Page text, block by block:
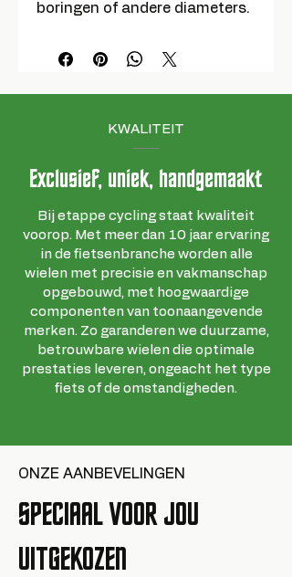
boringen of andere diameters.
KWALITEIT
Exclusief, uniek, handgemaakt
Bij etappe cycling staat kwaliteit
voorop. Met meer dan 10 jaar ervaring
in de fietsenbranche worden alle
wielen met precisie en vakmanschap
opgebouwd, met hoogwaardige
componenten van toonaangevende
merken. Zo garanderen we duurzame,
betrouwbare wielen die optimale
prestaties leveren, ongeacht het type
fiets of de omstandigheden.
ONZE AANBEVELINGEN
SPECIAAL VOOR JOU
UITGEKOZEN